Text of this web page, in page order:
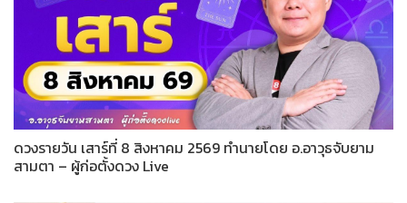
ดวงรายวัน เสาร์ที่ 8 สิงหาคม 2569 ทำนายโดย อ.อาวุธจับยาม
สามตา – ผู้ก่อตั้งดวง Live